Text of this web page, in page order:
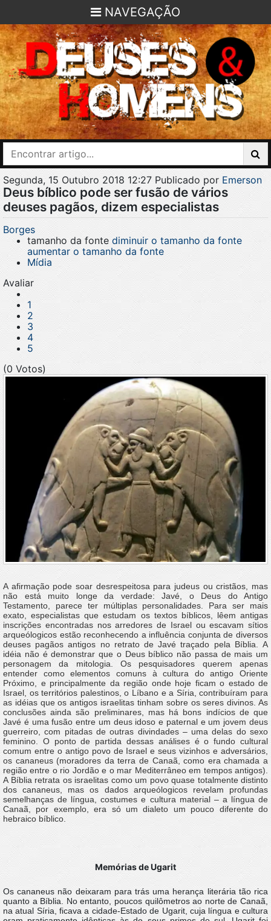
NAVEGAÇÃO
Segunda, 15 Outubro 2018 12:27
Deus bíblico pode ser fusão de vários
deuses pagãos, dizem especialistas
Publicado porEmerson
Borges
tamanho da fonte diminuir o tamanho da fonte
aumentar o tamanho da fonte
Mídia
Avaliar
1
2
3
4
5
(0 Votos)
A afirmação pode soar desrespeitosa para judeus ou cristãos, mas
não está muito longe da verdade: Javé, o Deus do Antigo
Testamento, parece ter múltiplas personalidades. Para ser mais
exato, especialistas que estudam os textos bíblicos, lêem antigas
inscrições encontradas nos arredores de Israel ou escavam sítios
arqueólogicos estão reconhecendo a influência conjunta de diversos
deuses pagãos antigos no retrato de Javé traçado pela Bíblia. A
idéia não é demonstrar que o Deus bíblico não passa de mais um
personagem da mitologia. Os pesquisadores querem apenas
entender como elementos comuns à cultura do antigo Oriente
Próximo, e principalmente da região onde hoje ficam o estado de
Israel, os territórios palestinos, o Líbano e a Síria, contribuíram para
as idéias que os antigos israelitas tinham sobre os seres divinos. As
conclusões ainda são preliminares, mas há bons indícios de que
Javé é uma fusão entre um deus idoso e paternal e um jovem deus
guerreiro, com pitadas de outras divindades – uma delas do sexo
feminino. O ponto de partida dessas análises é o fundo cultural
comum entre o antigo povo de Israel e seus vizinhos e adversários,
os cananeus (moradores da terra de Canaã, como era chamada a
região entre o rio Jordão e o mar Mediterrâneo em tempos antigos).
A Bíblia retrata os israelitas como um povo quase totalmente distinto
dos cananeus, mas os dados arqueólogicos revelam profundas
semelhanças de língua, costumes e cultura material – a língua de
Canaã, por exemplo, era só um dialeto um pouco diferente do
hebraico bíblico.
Memórias de Ugarit
Os cananeus não deixaram para trás uma herança literária tão rica
quanto a Bíblia. No entanto, poucos quilômetros ao norte de Canaã,
na atual Síria, ficava a cidade-Estado de Ugarit, cuja língua e cultura